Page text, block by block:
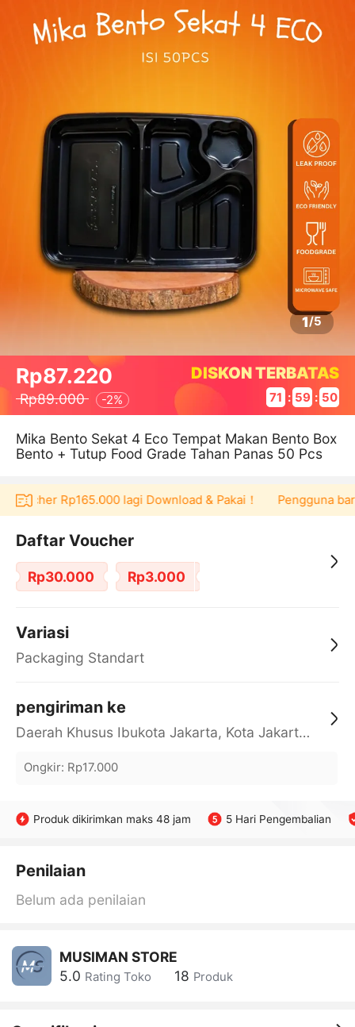
1/5
Rp87.220
Rp89.000 -2%
DISKON TERBATAS
71 : 59 : 50
Mika Bento Sekat 4 Eco Tempat Makan Bento Box
Bento + Tutup Food Grade Tahan Panas 50 Pcs
Rp165.000 lagi Download & Pakai！ Pengguna
Daftar Voucher
Rp30.000 Rp3.000
Variasi
Packaging Standart
pengiriman ke
Daerah Khusus Ibukota Jakarta, Kota Jakarta Barat, Cengkareng, yy
Ongkir: Rp17.000
Produk dikirimkan maks 48 jam 5 Hari Pengembalian
Penilaian
Belum ada penilaian
MUSIMAN STORE
5.0 Rating Toko 18 Produk